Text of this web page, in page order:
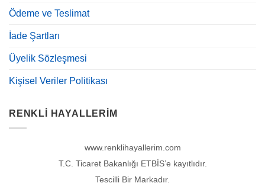
Ödeme ve Teslimat
İade Şartları
Üyelik Sözleşmesi
Kişisel Veriler Politikası
RENKLI HAYALLERIM
www.renklihayallerim.com
T.C. Ticaret Bakanlığı ETBİS’e kayıtlıdır.
Tescilli Bir Markadır.